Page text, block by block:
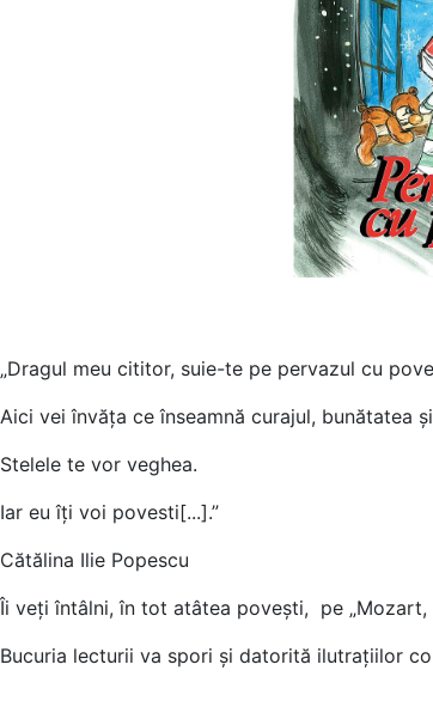
„Dragul meu cititor, suie-te pe pervazul cu
Aici vei învăța ce înseamnă curajul, bunătatea
Stelele te vor veghea.
Iar eu îți voi povesti[...].”
Cătălina Ilie Popescu
Îi veți întâlni, în tot atâtea povești, pe „Mozart,
Bucuria lecturii va spori și datorită ilutrațiilor